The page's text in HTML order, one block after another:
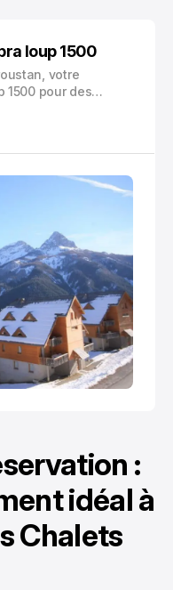
loup 1500
votre
1500 pour des
offrent un cadre
:
idéal à
Chalets